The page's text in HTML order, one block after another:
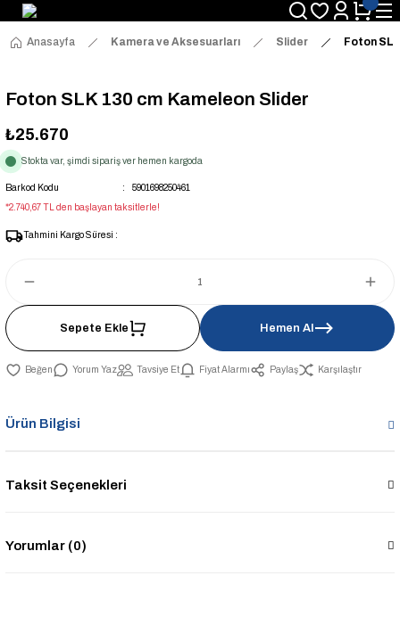
Anasayfa Kamera ve Aksesuarları Slider Foton
Foton SLK 130 cm Kameleon Slider
₺25.670
Stokta var, şimdi sipariş ver hemen kargoda
Barkod Kodu
5901698250461
*2.740,67 TL den başlayan taksitlerle!
Tahmini Kargo Süresi :
Sepete Ekle Hemen Al
Yorum Yaz Tavsiye Et Fiyat Alarmı Paylaş Karşılaştır
Ürün Bilgisi
Taksit Seçenekleri
Yorumlar (0)